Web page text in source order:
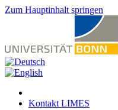
Zum Hauptinhalt springen
Kontakt LIMES